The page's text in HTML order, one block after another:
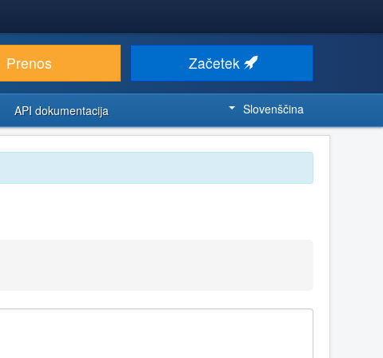
Prenos Začetek
API dokumentacija Slovenščina